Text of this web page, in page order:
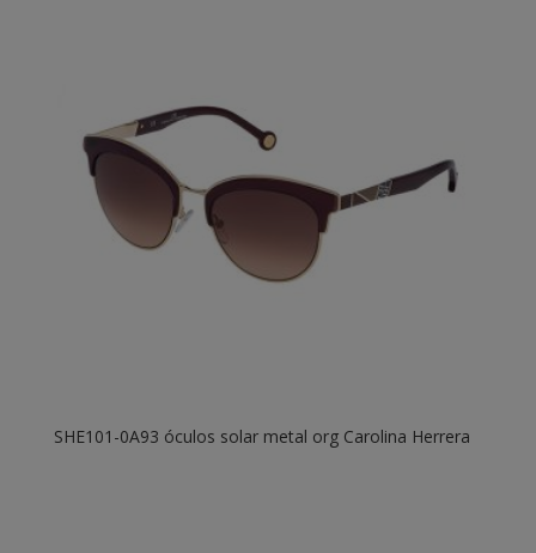
SHE101-0A93 óculos solar metal org Carolina Herrera